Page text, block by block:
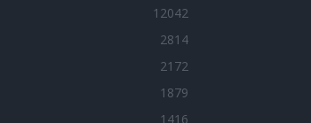
12042
2814
2172
1879
1416